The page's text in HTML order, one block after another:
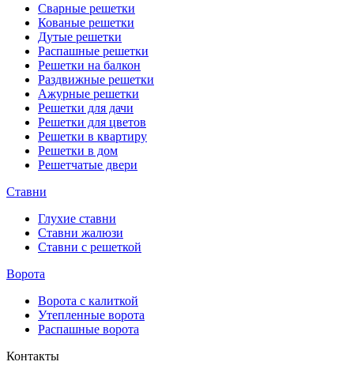
Сварные решетки
Кованые решетки
Дутые решетки
Распашные решетки
Решетки на балкон
Раздвижные решетки
Ажурные решетки
Решетки для дачи
Решетки для цветов
Решетки в квартиру
Решетки в дом
Решетчатые двери
Ставни
Глухие ставни
Ставни жалюзи
Ставни с решеткой
Ворота
Ворота с калиткой
Утепленные ворота
Распашные ворота
Контакты